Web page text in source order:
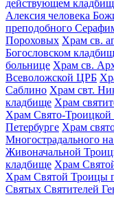
действующем
Алексия человека
преподобного
Пороховых Храм св.
Богословском
больнице Храм св.
Всеволожской ЦРБ
Саблино Храм свт.
кладбище Храм
Храм Свято-
Петербурге Храм
Многострадального
Живоначальной
кладбище Храм
Храм Святой Троицы
Святых Святителей